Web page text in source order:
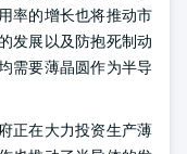
率的增长也将推动市
发展以及防抱死制动
需要薄晶圆作为半导
正在大力投资生产薄